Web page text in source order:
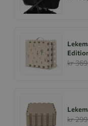
kr
kr